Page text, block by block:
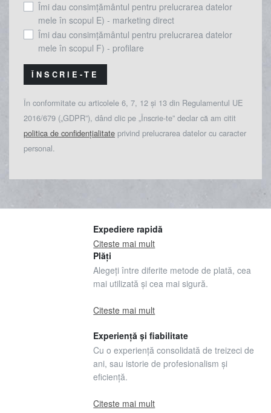
Îmi dau consimțământul pentru prelucrarea datelor
mele în scopul E) - marketing direct
Îmi dau consimțământul pentru prelucrarea datelor
mele în scopul F) - profilare
ÎNSCRIE-TE
În conformitate cu articolele 6, 7, 12 și 13 din Regulamentul UE
2016/679 („GDPR”), dând clic pe „Înscrie-te” declar că am citit
politica de confidențialitate privind prelucrarea datelor cu caracter
personal.
Expediere rapidă
Citeste mai mult
Plăți
Alegeți între diferite metode de plată, cea
mai utilizată și cea mai sigură.
Citeste mai mult
Experiență și fiabilitate
Cu o experiență consolidată de treizeci de
ani, sau istorie de profesionalism și
eficiență.
Citeste mai mult